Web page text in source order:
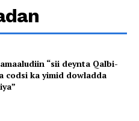
“sii deynta Qalbi-
codsi ka yimid dowladda